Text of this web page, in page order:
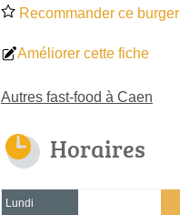
Recommander ce burger
Améliorer cette fiche
Autres fast-food à Caen
Horaires
Lundi